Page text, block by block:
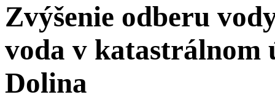
Zvýšenie odberu
voda v katastrálnom
Dolina